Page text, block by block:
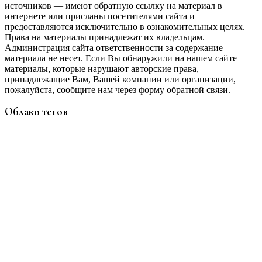
источников — имеют обратную ссылку на материал в
интернете или присланы посетителями сайта и
предоставляются исключительно в ознакомительных целях.
Права на материалы принадлежат их владельцам.
Администрация сайта ответственности за содержание
материала не несет. Если Вы обнаружили на нашем сайте
материалы, которые нарушают авторские права,
принадлежащие Вам, Вашей компании или организации,
пожалуйста, сообщите нам через форму обратной связи.
Облако тегов